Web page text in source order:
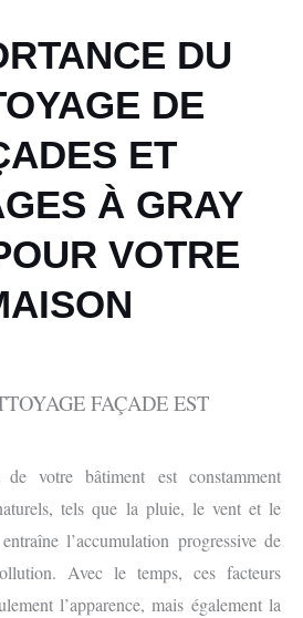
DU
DE
ET
À GRAY
VOTRE
FAÇADE EST
votre bâtiment est constamment
tels que la pluie, le vent et le
l’accumulation progressive de
Avec le temps, ces facteurs
l’apparence, mais également la